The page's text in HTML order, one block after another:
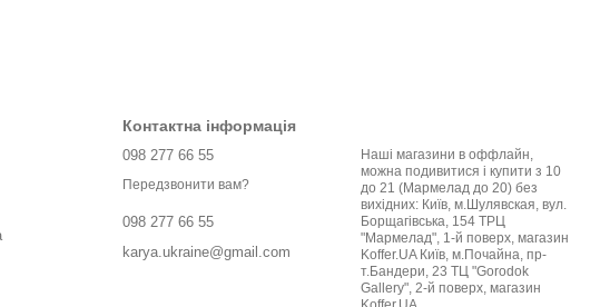
Контактна інформація
098 277 66 55
Передзвонити вам?
098 277 66 55
karya.ukraine@gmail.com
Наші магазини в оффлайн,
можна подивитися і купити з 10
до 21 (Мармелад до 20) без
вихідних: Київ, м.Шулявская, вул.
Борщагівська, 154 ТРЦ
"Мармелад", 1-й поверх, магазин
Koffer.UA Київ, м.Почайна, пр-
т.Бандери, 23 ТЦ "Gorodok
Gallery", 2-й поверх, магазин